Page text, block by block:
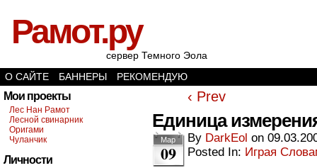
Рамот.ру
сервер Темного Эола
О САЙТЕ
БАННЕРЫ РЕКОМЕНДУЮ
Мои проекты
Лес Нан Рамот
Лесной свинарник
Оригами
Чуланчик
Личности
‹ Prev
Единица
Мар
09
By DarkEol on
Posted In: Играя